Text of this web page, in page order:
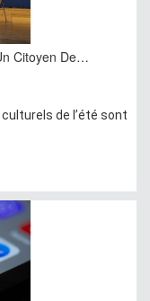
Citoyen De…
de l’été sont